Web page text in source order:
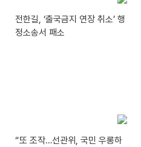
전한길, ‘출국금지 연장 취소’ 행
정소송서 패소
“또 조작…선관위, 국민 우롱하